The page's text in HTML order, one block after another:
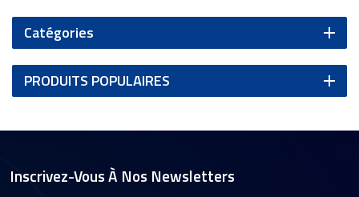
Catégories
PRODUITS POPULAIRES
Inscrivez-Vous À Nos Newsletters